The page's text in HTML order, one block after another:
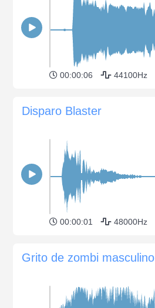
00:00:06 44100Hz
Disparo Blaster
00:00:01 48000Hz
Grito de zombi masculino